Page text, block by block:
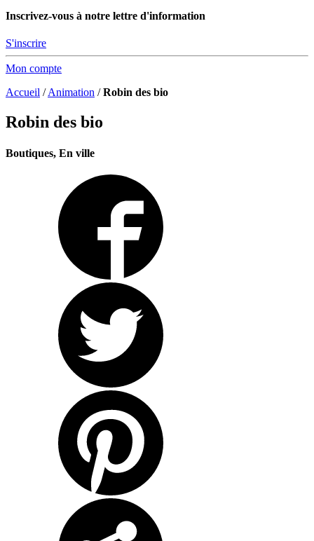
Inscrivez-vous à notre lettre d'information
S'inscrire
Mon compte
Accueil /Animation /Robin des bio
Robin des bio
Boutiques, En ville